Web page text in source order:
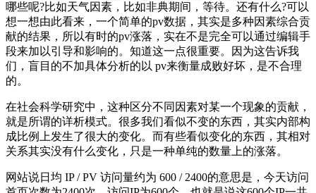
哪些呢?比如天气因素，比如非典期间，等待。还有什么?可以
想一想由此看来，一个简单的pv数据，其实是多种因素综合贡
献的结果，所以有时的pv涨落，实在不是完全可以通过编辑手
段来加以引导和影响的。知道这一点很重要。因为这告诉我
们，盲目的不加具体分析的以 pv来衡量成败好坏，是不合理
的。
在社会科学研究中，这种区分不同因素对某一个现象的贡献，
就是所谓的详析模式。很多我们看似不变的东西，其实内部构
成比例上发生了很大的变化。而有些看似变化的东西，其相对
关系其实没有什么变化，只是一种单纯的数量上的涨落。
网站说日均 IP / PV 访问量约为 600 / 2400的意思是，今天访问